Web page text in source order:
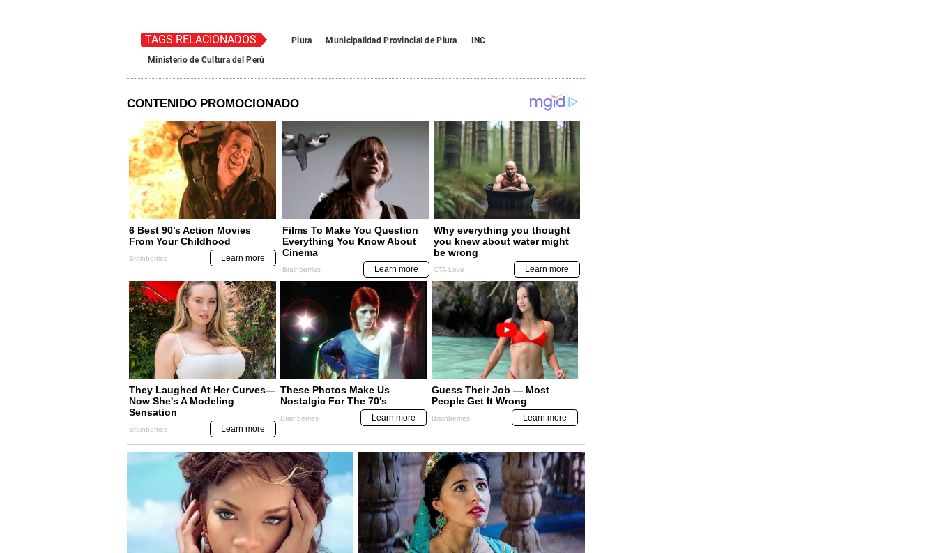
TAGS RELACIONADOS Piura Municipalidad Provincial de Piura
INC
Ministerio de Cultura del Perú